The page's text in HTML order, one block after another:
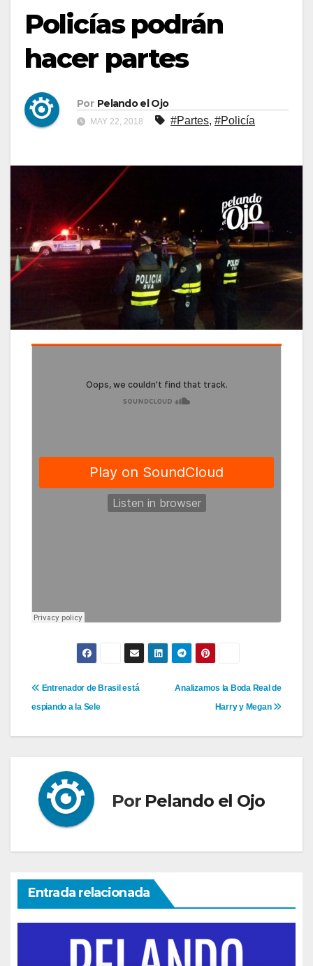
Policías podrán
hacer partes
Por Pelando el Ojo
MAY 22, 2018 #Partes, #Policía
Navegación
de
Analizamos la Boda Real de
Harry y Megan
Entrenador de Brasil está
espiando a la Sele
Por Pelando el Ojo
Entrada relacionada